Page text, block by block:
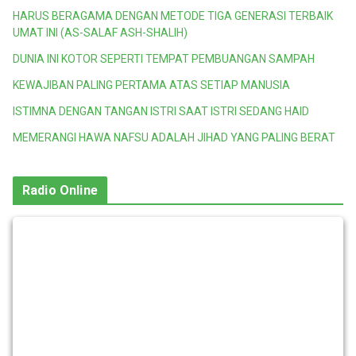
HARUS BERAGAMA DENGAN METODE TIGA GENERASI TERBAIK
UMAT INI (AS-SALAF ASH-SHALIH)
DUNIA INI KOTOR SEPERTI TEMPAT PEMBUANGAN SAMPAH
KEWAJIBAN PALING PERTAMA ATAS SETIAP MANUSIA
ISTIMNA DENGAN TANGAN ISTRI SAAT ISTRI SEDANG HAID
MEMERANGI HAWA NAFSU ADALAH JIHAD YANG PALING BERAT
Radio Online